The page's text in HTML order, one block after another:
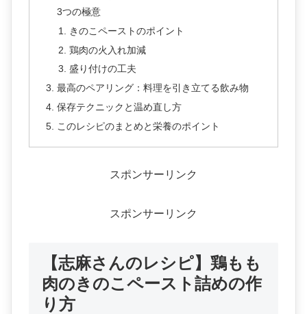
3つの極意
きのこペーストのポイント
鶏肉の火入れ加減
盛り付けの工夫
最高のペアリング：料理を引き立てる飲み物
保存テクニックと温め直し方
このレシピのまとめと栄養のポイント
スポンサーリンク
スポンサーリンク
【志麻さんのレシピ】鶏もも
肉のきのこペースト詰めの作
り方